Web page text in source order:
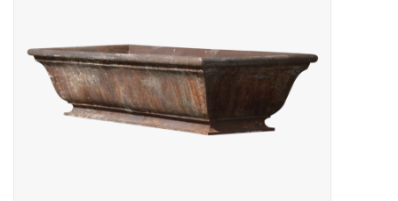
Vloeren - Steen, Terra Cotta
& Marmer